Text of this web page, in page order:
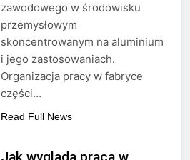
zawodowego w środowisku
przemysłowym
skoncentrowanym na aluminium
i jego zastosowaniach.
Organizacja pracy w fabryce
części…
Read Full News